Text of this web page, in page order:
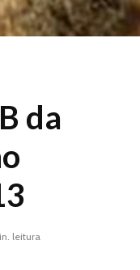
da
leitura